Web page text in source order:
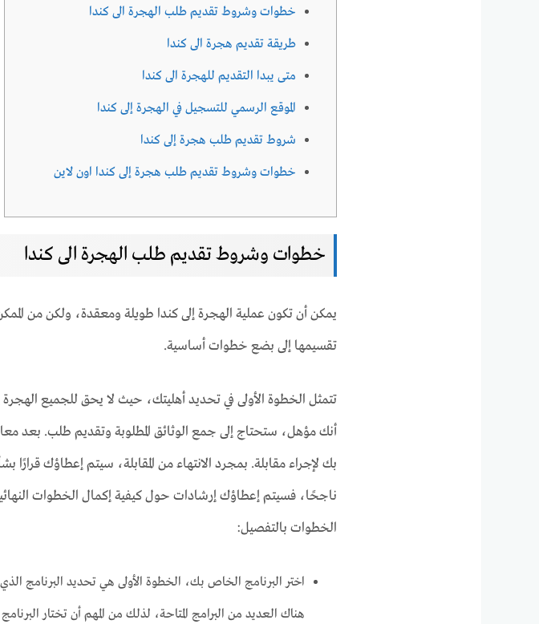
خطوات وشروط تقديم طلب الهجرة الى كندا
طريقة تقديم هجرة الى كندا
متى يبدا التقديم للهجرة الى كندا
الموقع الرسمي للتسجيل في الهجرة إلى كندا
شروط تقديم طلب هجرة إلى كندا
خطوات وشروط تقديم طلب هجرة إلى كندا اون لاين
خطوات وشروط تقديم طلب الهجرة الى كندا
يمكن أن تكون عملية الهجرة إلى كندا طويلة ومعقدة، ولكن من
تقسيمها إلى بضع خطوات أساسية.
تتمثل الخطوة الأولى في تحديد أهليتك، حيث لا يحق للجميع الهجرة
أنك مؤهل، ستحتاج إلى جمع الوثائق المطلوبة وتقديم طلب. بعد
بك لإجراء مقابلة. بمجرد الانتهاء من المقابلة، سيتم إعطاؤك قرارًا
ناجحًا، فسيتم إعطاؤك إرشادات حول كيفية إكمال الخطوات
الخطوات بالتفصيل:
اختر البرنامج الخاص بك، الخطوة الأولى هي تحديد البرنامج الذي
هناك العديد من البرامج المتاحة، لذلك من المهم أن تختار